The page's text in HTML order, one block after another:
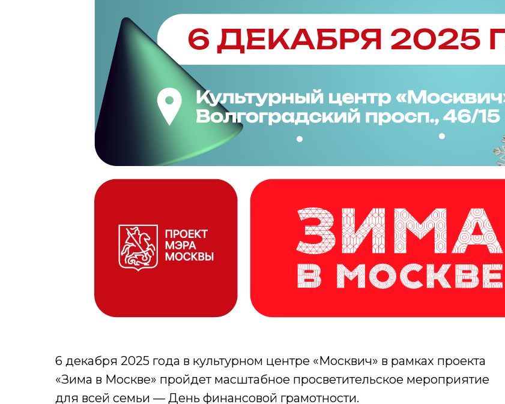
6 декабря 2025 года в культурном центре «Москвич» в рамках проекта
«Зима в Москве» пройдет масштабное просветительское мероприятие
для всей семьи — День финансовой грамотности.